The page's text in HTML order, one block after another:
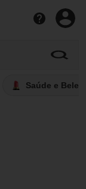
Saúde e